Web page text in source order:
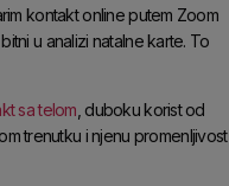
kontakt online putem Zoom
u analizi natalne karte. To
sa telom , duboku korist od
trenutku i njenu promenljivost